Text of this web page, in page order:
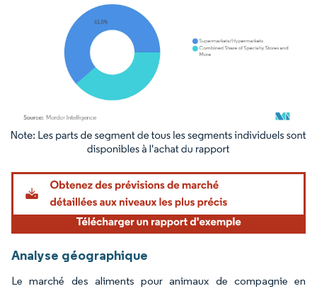
Image © Mordor Intelligence. La réutilisation nécessite une attribution sous CC BY
Analyse géographique
Le marché des aliments pour animaux de compagnie en